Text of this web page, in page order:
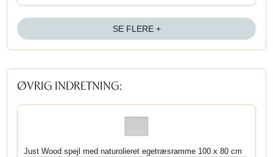
SE FLERE +
ØVRIG INDRETNING:
Just Wood spejl med naturolieret egetræsramme 100 x 80 cm